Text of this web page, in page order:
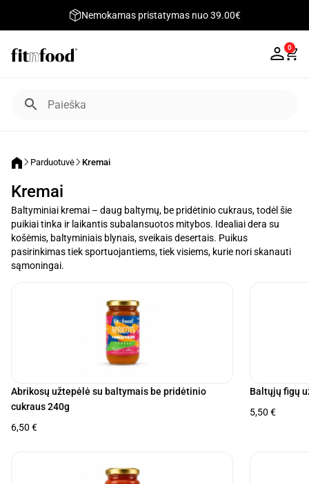
Nemokamas pristatymas nuo 39.00€
0
Parduotuvė Kremai
Kremai
Baltyminiai kremai – daug baltymų, be pridėtinio cukraus, todėl šie
puikiai tinka ir laikantis subalansuotos mitybos. Idealiai dera su
košėmis, baltyminiais blynais, sveikais desertais. Puikus
pasirinkimas tiek sportuojantiems, tiek visiems, kurie nori skanauti
sąmoningai.
Abrikosų užtepėlė su baltymais be pridėtinio
cukraus 240g
6,50 €
Baltųjų figų
5,50 €